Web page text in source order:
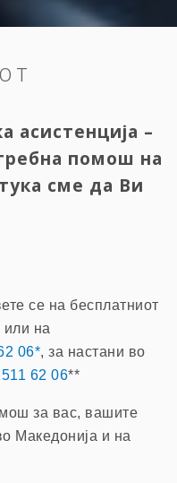
асистенција –
помош на
сме да Ви
се на бесплатниот
или на
06*, за настани во
62 06**
за вас, вашите
о Македонија и на